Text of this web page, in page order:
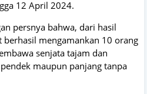
12 April 2024.
persnya bahwa, dari hasil
mengamankan 10 orang
senjata tajam dan
maupun panjang tanpa